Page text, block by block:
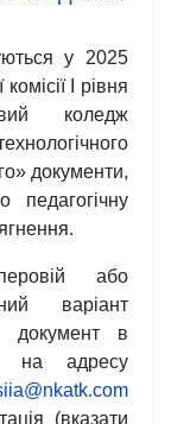
у 2025
І рівня
коледж
документи,
або
варіант
документ в
на адресу
(вказати